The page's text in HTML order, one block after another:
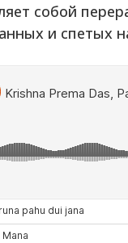
собой
и спетых